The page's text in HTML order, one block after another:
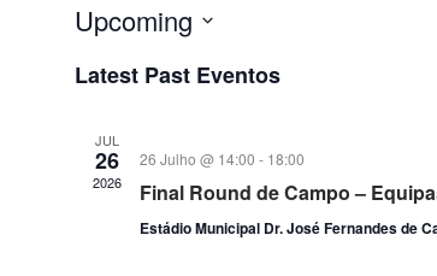
Upcoming
data
Latest Past Eventos
JUL
26
2026
26 Julho @ 14:00 - 18:00
Final Round de Campo –
Estádio Municipal Dr. José Fernandes de